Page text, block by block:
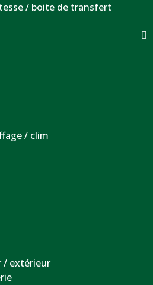
/ boite de transfert
/ clim
/ extérieur